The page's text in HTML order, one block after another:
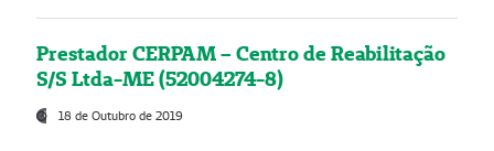
Prestador CERPAM – Centro de Reabilitação
S/S Ltda-ME (52004274-8)
18 de Outubro de 2019